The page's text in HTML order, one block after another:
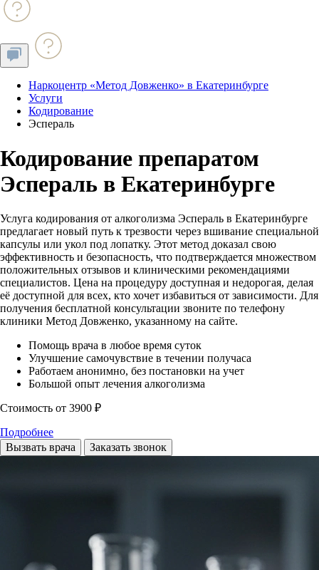
Наркоцентр «Метод Довженко» в Екатеринбурге
Услуги
Кодирование
Эспераль
Кодирование препаратом
Эспераль в Екатеринбурге
Услуга кодирования от алкоголизма Эспераль в Екатеринбурге
предлагает новый путь к трезвости через вшивание специальной
капсулы или укол под лопатку. Этот метод доказал свою
эффективность и безопасность, что подтверждается множеством
положительных отзывов и клиническими рекомендациями
специалистов. Цена на процедуру доступная и недорогая, делая
её доступной для всех, кто хочет избавиться от зависимости. Для
получения бесплатной консультации звоните по телефону
клиники Метод Довженко, указанному на сайте.
Помощь врача в любое время суток
Улучшение самочувствие в течении получаса
Работаем анонимно, без постановки на учет
Большой опыт лечения алкоголизма
Стоимость от 3900 ₽
Подробнее
Вызвать врача
Заказать звонок